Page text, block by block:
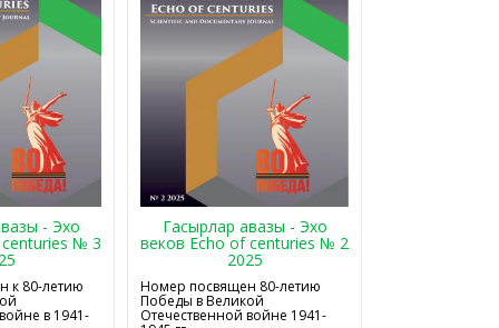
- Эхо
№ 3
к 80-летию
в 1941-
Гасырлар авазы - Эхо
веков Echo of centuries № 2
2025
Номер посвящен 80-летию
Победы в Великой
Отечественной войне 1941-